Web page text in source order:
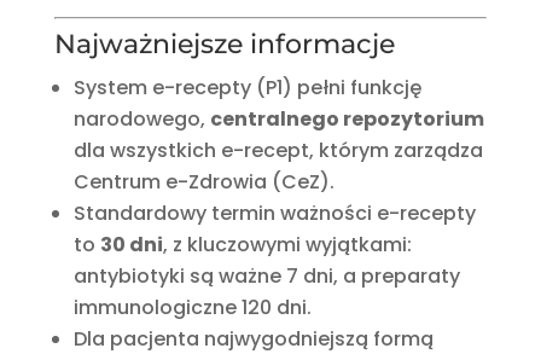
Najważniejsze informacje
System e-recepty (P1) pełni funkcję
narodowego, centralnego repozytorium
dla wszystkich e-recept, którym zarządza
Centrum e-Zdrowia (CeZ).
Standardowy termin ważności e-recepty
to 30 dni, z kluczowymi wyjątkami:
antybiotyki są ważne 7 dni, a preparaty
immunologiczne 120 dni.
Dla pacjenta najwygodniejszą formą